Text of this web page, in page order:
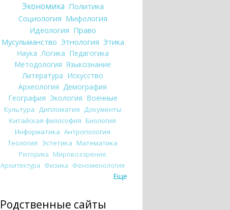
Экономика Политика
Социология Мифология
Идеология Право
Мусульманство Этнология Этика
Наука Логика Педагогика
Методология Языкознание
Литература Искусство
Археология Демография
География Экология Военные
Культура Дипломатия Документы
Китайская философия Биология
Информатика Антропология
Теология Эстетика Математика
Риторика Мировоззрение
Архитектура Физика Феноменология
Еще
Родственные сайты